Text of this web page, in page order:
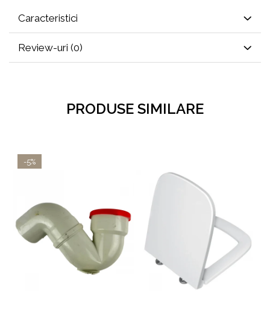
Caracteristici
Review-uri (0)
PRODUSE SIMILARE
-5%